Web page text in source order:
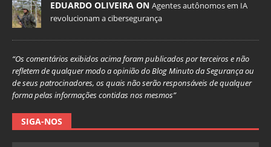
EDUARDO OLIVEIRA ON Agentes autônomos em IA
revolucionam a cibersegurança
“Os comentários exibidos acima foram publicados por terceiros e não
refletem de qualquer modo a opinião do Blog Minuto da Segurança ou
de seus patrocinadores, os quais não serão responsáveis de qualquer
forma pelas informações contidas nos mesmos”
SIGA-NOS